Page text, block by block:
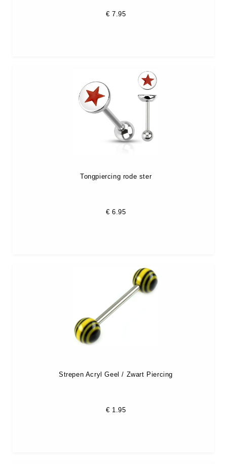
€ 7.95
Tongpiercing rode ster
€ 6.95
Strepen Acryl Geel / Zwart Piercing
€ 1.95